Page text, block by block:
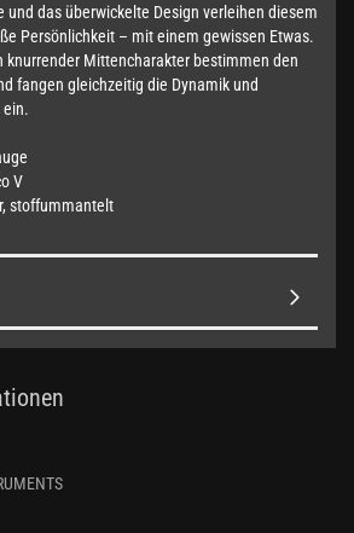
und das überwickelte Design verleihen diesem
Persönlichkeit – mit einem gewissen Etwas.
knurrender Mittencharakter bestimmen den
fangen gleichzeitig die Dynamik und
ein.
V
stoffummantelt